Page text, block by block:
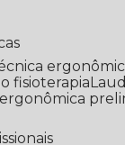
fisioterapia
ergonômica